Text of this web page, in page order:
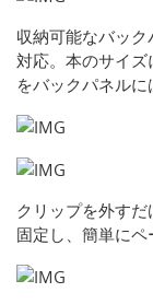
収納可能なバッ
対応。本のサイ
をバックパネルに
クリップを外す
固定し、簡単にペ